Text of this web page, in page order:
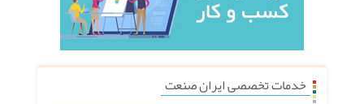
خدمات تخصصی ایران صنعت